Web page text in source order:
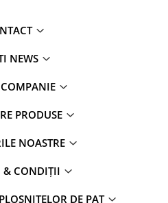
NEWS
COMPANIE
PRODUSE
NOASTRE
& CONDIȚII
DE PAT